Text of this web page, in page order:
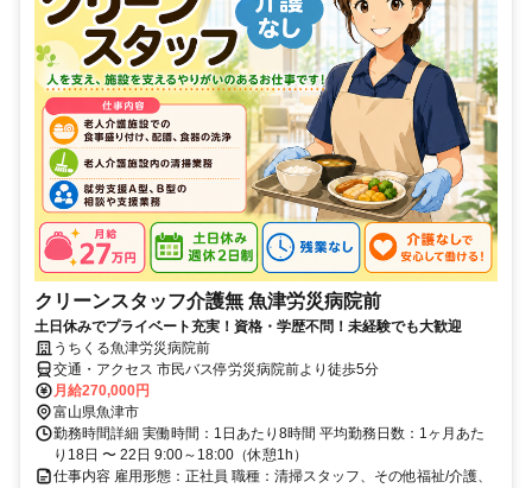
クリーンスタッフ介護無 魚津労災病院前
土日休みでプライベート充実！資格・学歴不問！未経験でも大歓迎
うちくる魚津労災病院前
交通・アクセス 市民バス停労災病院前より徒歩5分
月給270,000円
富山県魚津市
勤務時間詳細 実働時間：1日あたり8時間 平均勤務日数：1ヶ月あた
り18日 〜 22日 9:00～18:00（休憩1h）
仕事内容 雇用形態：正社員 職種：清掃スタッフ、その他福祉/介護、